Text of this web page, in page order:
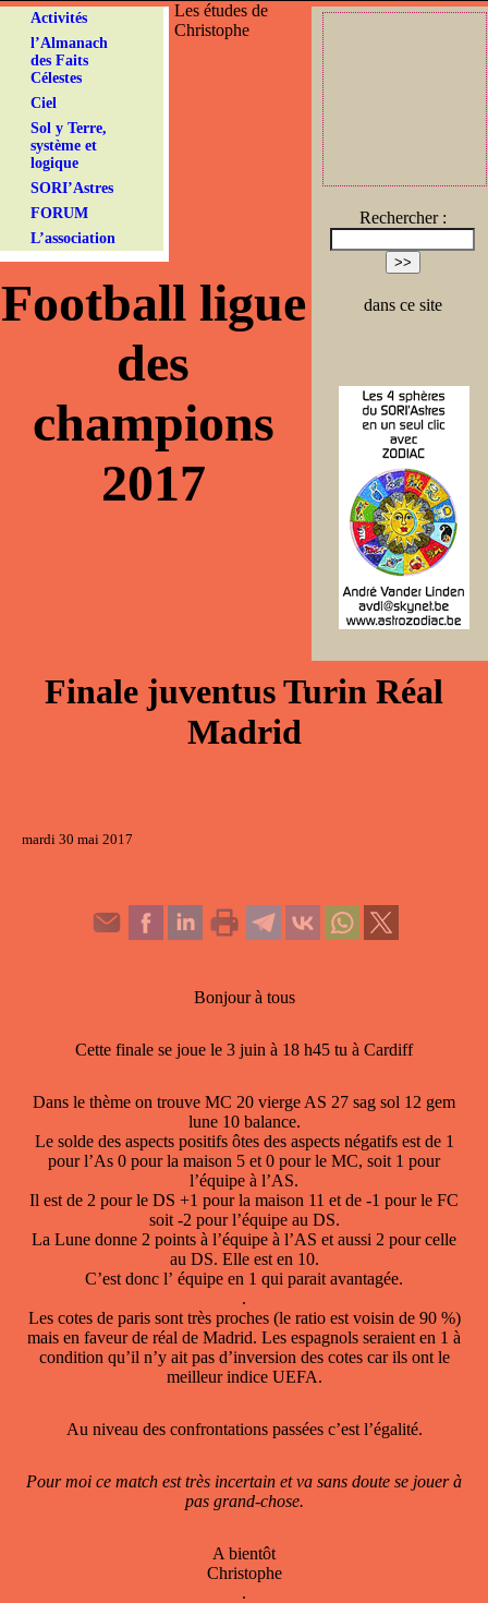
Activités
l’Almanach
des Faits
Célestes
Ciel
Sol y Terre,
système et
logique
SORI’Astres
FORUM
L’association
Rechercher :
dans ce site
Les études de
Christophe
Football ligue
des
champions
2017
Finale juventus Turin Réal
Madrid
mardi 30 mai 2017
Bonjour à tous
Cette finale se joue le 3 juin à 18 h45 tu à Cardiff
Dans le thème on trouve MC 20 vierge AS 27 sag sol 12 gem
lune 10 balance.
Le solde des aspects positifs ôtes des aspects négatifs est de 1
pour l’As 0 pour la maison 5 et 0 pour le MC, soit 1 pour
l’équipe à l’AS.
Il est de 2 pour le DS +1 pour la maison 11 et de -1 pour le FC
soit -2 pour l’équipe au DS.
La Lune donne 2 points à l’équipe à l’AS et aussi 2 pour celle
au DS. Elle est en 10.
C’est donc l’ équipe en 1 qui parait avantagée.
.
Les cotes de paris sont très proches (le ratio est voisin de 90 %)
mais en faveur de réal de Madrid. Les espagnols seraient en 1 à
condition qu’il n’y ait pas d’inversion des cotes car ils ont le
meilleur indice UEFA.
Au niveau des confrontations passées c’est l’égalité.
Pour moi ce match est très incertain et va sans doute se jouer à
pas grand-chose.
A bientôt
Christophe
.